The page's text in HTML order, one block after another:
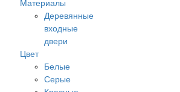
Материалы
Деревянные
входные
двери
Цвет
Белые
Серые